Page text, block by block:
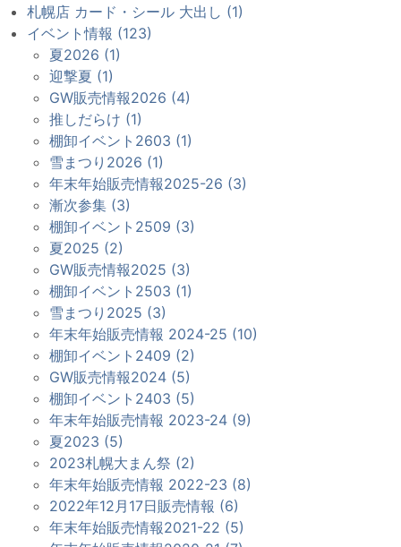
札幌店 カード・シール 大出し (1)
イベント情報 (123)
夏2026 (1)
迎撃夏 (1)
GW販売情報2026 (4)
推しだらけ (1)
棚卸イベント2603 (1)
雪まつり2026 (1)
年末年始販売情報2025-26 (3)
漸次参集 (3)
棚卸イベント2509 (3)
夏2025 (2)
GW販売情報2025 (3)
棚卸イベント2503 (1)
雪まつり2025 (3)
年末年始販売情報 2024-25 (10)
棚卸イベント2409 (2)
GW販売情報2024 (5)
棚卸イベント2403 (5)
年末年始販売情報 2023-24 (9)
夏2023 (5)
2023札幌大まん祭 (2)
年末年始販売情報 2022-23 (8)
2022年12月17日販売情報 (6)
年末年始販売情報2021-22 (5)